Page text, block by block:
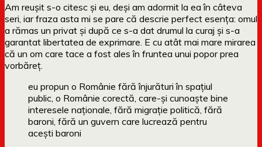
Am reușit s-o citesc și eu, deși am adormit la ea în câteva
seri, iar fraza asta mi se pare că descrie perfect esența: omul
a rămas un privat și după ce s-a dat drumul la curaj și s-a
garantat libertatea de exprimare. E cu atât mai mare mirarea
că un om care tace a fost ales în fruntea unui popor prea
vorbăreț.
eu propun o Românie fără înjurături în spațiul
public, o Românie corectă, care-și cunoaște bine
interesele naționale, fără migrație politică, fără
baroni, fără un guvern care lucrează pentru
acești baroni